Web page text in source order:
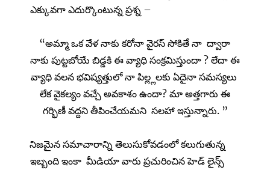
ఎక్కువగా ఎదుర్కొంటున్న ప్రశ్న –
“అమ్మా ఒక వేళ నాకు కరోనా వైరస్ సోకితే నా ద్వారా
నాకు పుట్టబోయే బిడ్డకి ఈ వ్యాధి సంక్రమిస్తుందా ? లేదా ఈ
వ్యాధి వలన భవిష్యత్తులో నా పిల్ల్లలకు ఏదైనా సమస్యలు
లేక వైకల్యం వచ్చే అవకాశం ఉందా? మా అత్తగారు ఈ
గర్భిణీ వద్దని తీపించేయమని సలహా ఇస్తున్నారు. ”
నిజమైన సమాచారాన్ని తెలుసుకోవడంలో కలుగుతున్న
ఇబ్బంది ఇంకా మీడియా వారు ప్రచురించిన హెడ్ లైన్స్